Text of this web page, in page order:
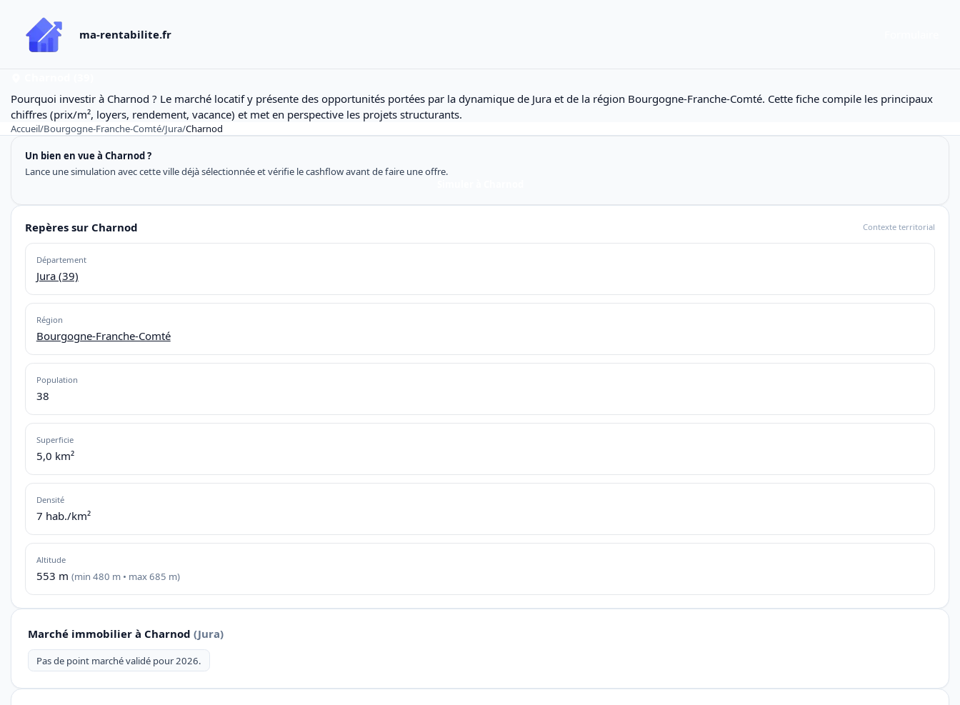
ma-rentabilite.fr
Pourquoi investir à Charnod ? Le marché locatif y présente des opportunités portées par la dynamique de Jura et de la région Bourgogne-Franche-Comté. Cette fiche compile les principaux
chiffres (prix/m², loyers, rendement, vacance) et met en perspective les projets structurants.
Accueil/Bourgogne-Franche-Comté/Jura/Charnod
Un bien en vue à Charnod ?
Lance une simulation avec cette ville déjà sélectionnée et vérifie le cashflow avant de faire une offre.
Repères sur Charnod Contexte territorial
Département
Jura (39)
Région
Bourgogne-Franche-Comté
Population
38
Superficie
5,0 km²
Densité
7 hab./km²
Altitude
553 m (min 480 m • max 685 m)
Marché immobilier à Charnod (Jura)
Pas de point marché validé pour 2026.